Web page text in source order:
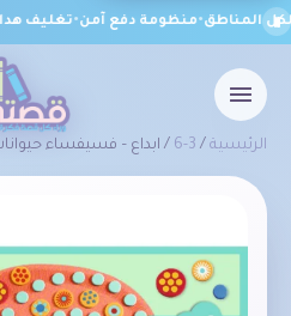
المناطق•منظومة دفع آمن•تغليف
الرئيسية /
3-6 / ابداع – فسيفساء